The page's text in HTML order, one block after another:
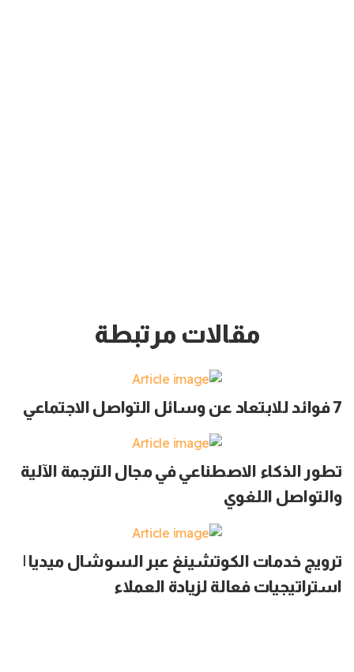
مقالات مرتبطة
7 فوائد للابتعاد عن وسائل التواصل الاجتماعي
تطور الذكاء الاصطناعي في مجال الترجمة الآلية
والتواصل اللغوي
ترويج خدمات الكوتشينغ عبر السوشال ميديا |
استراتيجيات فعالة لزيادة العملاء